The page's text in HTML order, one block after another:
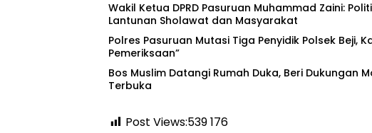
‎Wakil Ketua DPRD Pasuruan Muhammad Zaini:
Lantunan Sholawat dan Masyarakat ‎
‎Polres Pasuruan Mutasi Tiga Penyidik Polsek Beji,
Pemeriksaan”
‎Bos Muslim Datangi Rumah Duka, Beri Dukungan
Terbuka
Post Views:539176